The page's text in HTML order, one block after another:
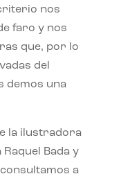
nos
faro y nos
que, por lo
del
demos una
la ilustradora
Bada y
a